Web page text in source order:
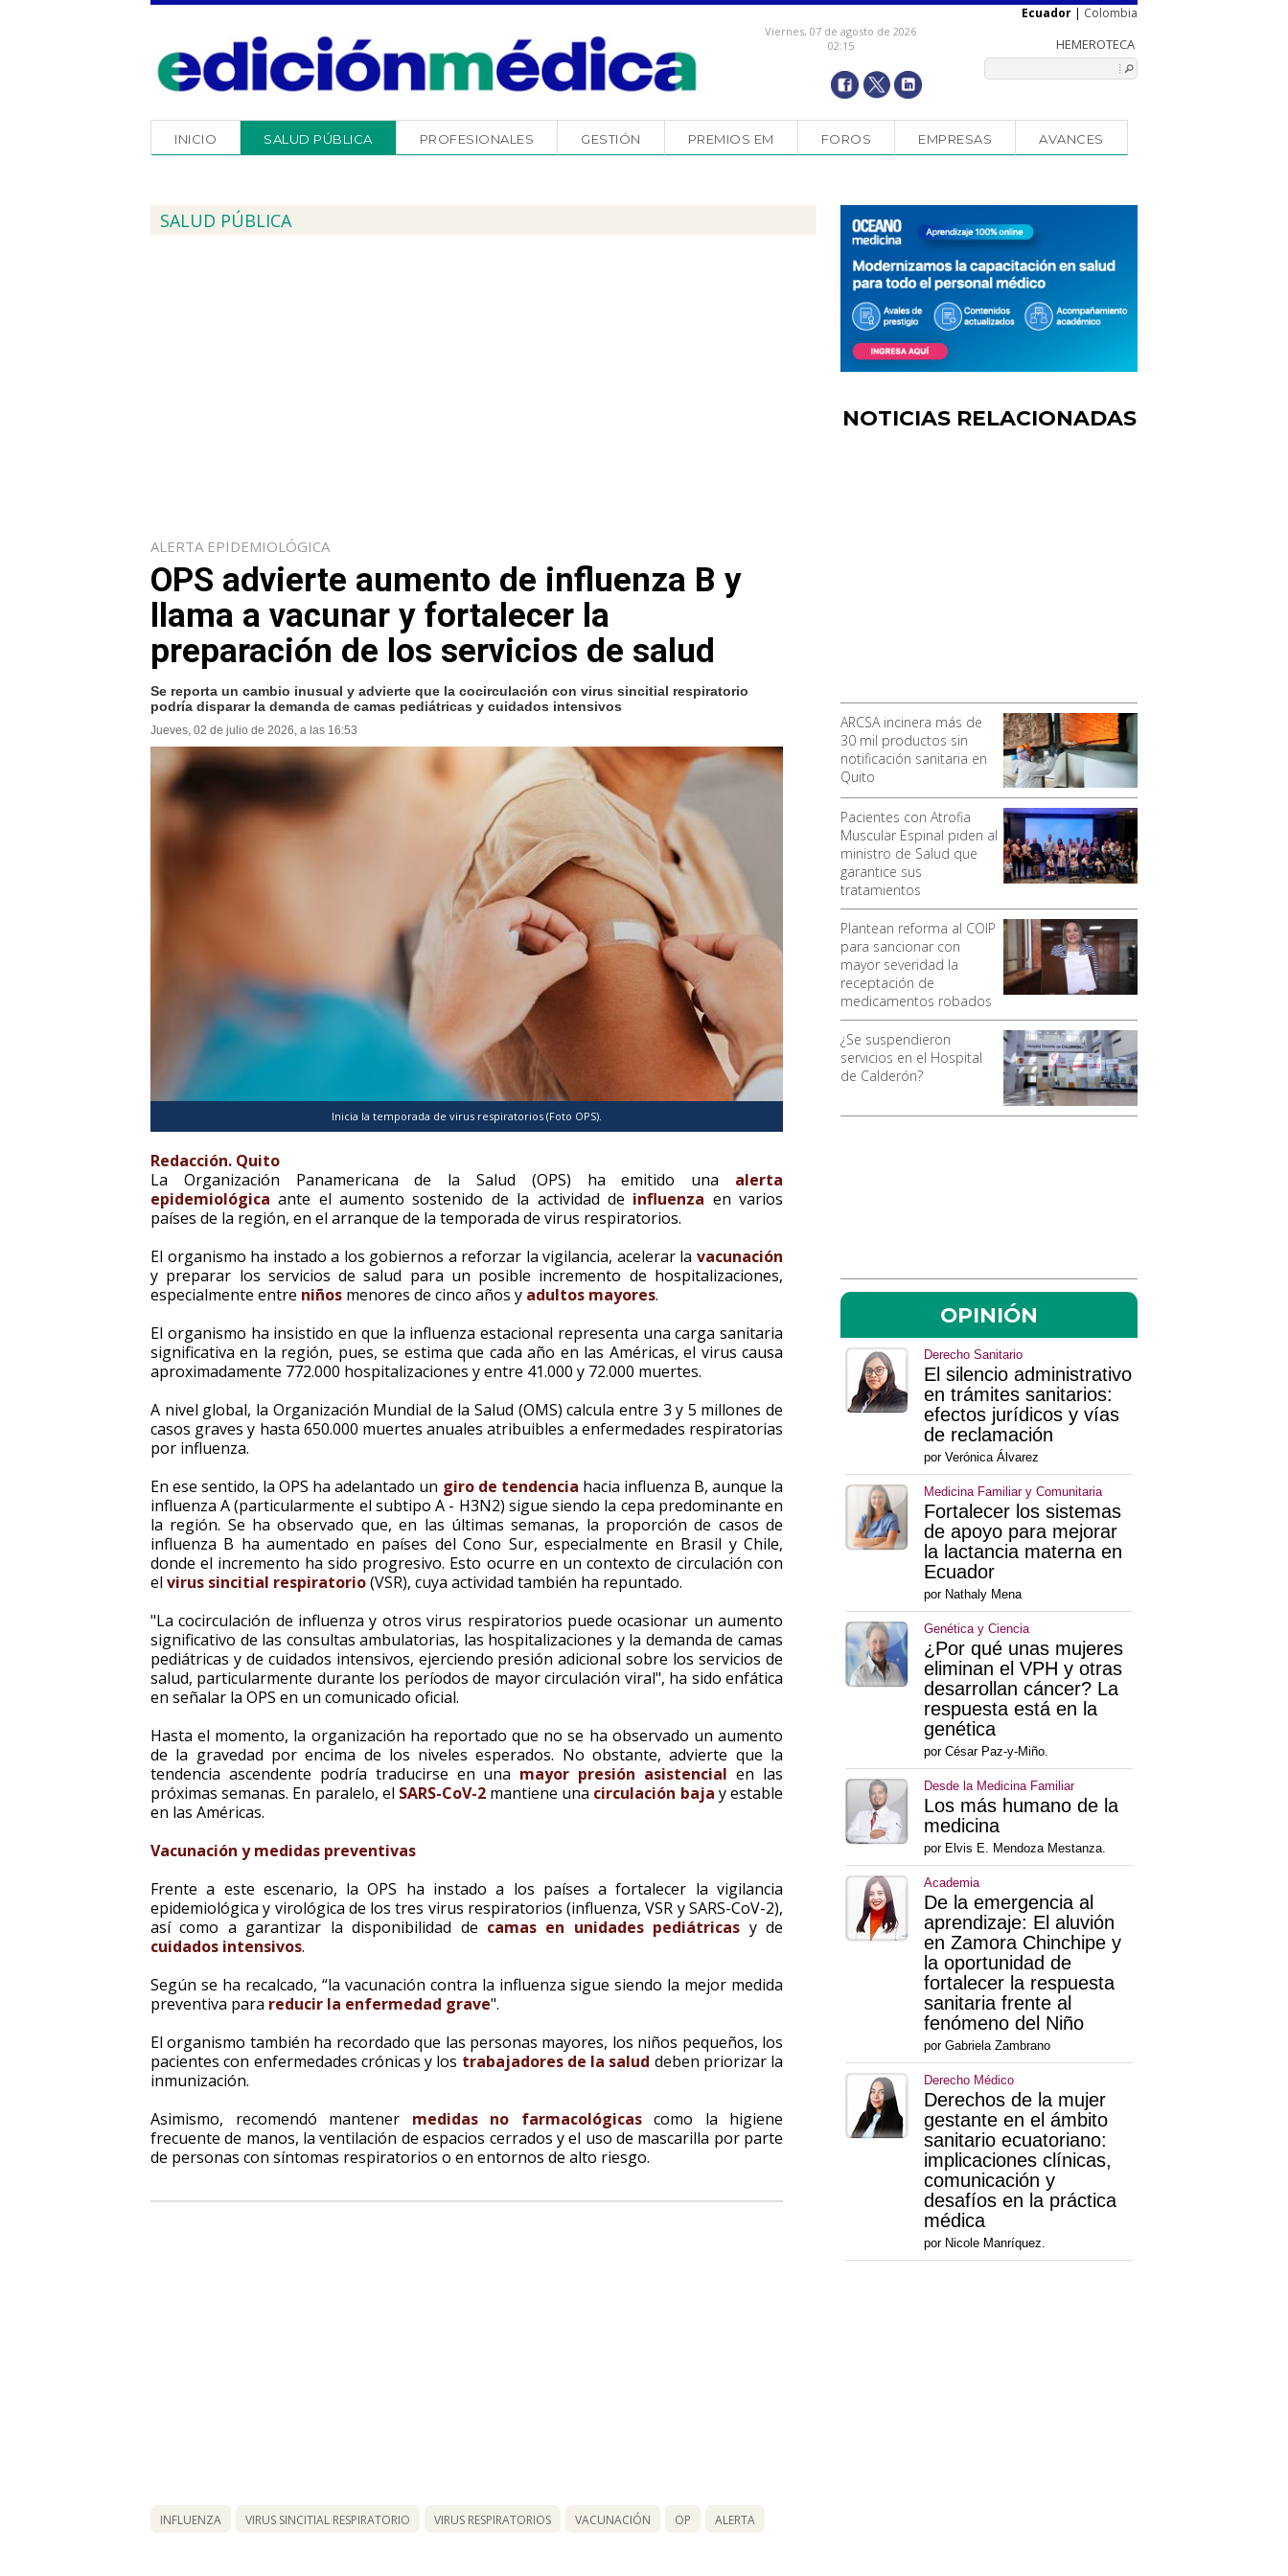
Viernes, 07 de agosto de 2026
02:15
Ecuador | Colombia
INICIO SALUD PÚBLICA PROFESIONALES GESTIÓN PREMIOS EM FOROS EMPRESAS AVANCES
NOTICIAS RELACIONADAS
ARCSA incinera más de
30 mil productos sin
notificación sanitaria en
Quito
Pacientes con Atrofia
Muscular Espinal piden al
ministro de Salud que
garantice sus
tratamientos
Plantean reforma al COIP
para sancionar con
mayor severidad la
receptación de
medicamentos robados
¿Se suspendieron
servicios en el Hospital
de Calderón?
OPINIÓN
Derecho Sanitario
El silencio administrativo
en trámites sanitarios:
efectos jurídicos y vías
de reclamación
por Verónica Álvarez
Medicina Familiar y Comunitaria
Fortalecer los sistemas
de apoyo para mejorar
la lactancia materna en
Ecuador
por Nathaly Mena
Genética y Ciencia
¿Por qué unas mujeres
eliminan el VPH y otras
desarrollan cáncer? La
respuesta está en la
genética
por César Paz-y-Miño.
Desde la Medicina Familiar
Los más humano de la
medicina
por Elvis E. Mendoza Mestanza.
Academia
De la emergencia al
aprendizaje: El aluvión
en Zamora Chinchipe y
la oportunidad de
fortalecer la respuesta
sanitaria frente al
fenómeno del Niño
por Gabriela Zambrano
Derecho Médico
Derechos de la mujer
gestante en el ámbito
sanitario ecuatoriano:
implicaciones clínicas,
comunicación y
desafíos en la práctica
médica
por Nicole Manríquez.
SALUD PÚBLICA
ALERTA EPIDEMIOLÓGICA
OPS advierte aumento de influenza B y
llama a vacunar y fortalecer la
preparación de los servicios de salud
Se reporta un cambio inusual y advierte que la cocirculación con virus sincitial respiratorio
podría disparar la demanda de camas pediátricas y cuidados intensivos
Jueves, 02 de julio de 2026, a las 16:53
Inicia la temporada de virus respiratorios (Foto OPS).
Redacción. Quito
La Organización Panamericana de la Salud (OPS) ha emitido una alerta
epidemiológica ante el aumento sostenido de la actividad de influenza en varios
países de la región, en el arranque de la temporada de virus respiratorios.
El organismo ha instado a los gobiernos a reforzar la vigilancia, acelerar la vacunación
y preparar los servicios de salud para un posible incremento de hospitalizaciones,
especialmente entre niños menores de cinco años y adultos mayores.
El organismo ha insistido en que la influenza estacional representa una carga sanitaria
significativa en la región, pues, se estima que cada año en las Américas, el virus causa
aproximadamente 772.000 hospitalizaciones y entre 41.000 y 72.000 muertes.
A nivel global, la Organización Mundial de la Salud (OMS) calcula entre 3 y 5 millones de
casos graves y hasta 650.000 muertes anuales atribuibles a enfermedades respiratorias
por influenza.
En ese sentido, la OPS ha adelantado un giro de tendencia hacia influenza B, aunque la
influenza A (particularmente el subtipo A - H3N2) sigue siendo la cepa predominante en
la región. Se ha observado que, en las últimas semanas, la proporción de casos de
influenza B ha aumentado en países del Cono Sur, especialmente en Brasil y Chile,
donde el incremento ha sido progresivo. Esto ocurre en un contexto de circulación con
el virus sincitial respiratorio(VSR), cuya actividad también ha repuntado.
"La cocirculación de influenza y otros virus respiratorios puede ocasionar un aumento
significativo de las consultas ambulatorias, las hospitalizaciones y la demanda de camas
pediátricas y de cuidados intensivos, ejerciendo presión adicional sobre los servicios de
salud, particularmente durante los períodos de mayor circulación viral", ha sido enfática
en señalar la OPS en un comunicado oficial.
Hasta el momento, la organización ha reportado que no se ha observado un aumento
de la gravedad por encima de los niveles esperados. No obstante, advierte que la
tendencia ascendente podría traducirse en una mayor presión asistencial en las
próximas semanas. En paralelo, el SARS-CoV-2mantiene una circulación baja y estable
en las Américas.
Vacunación y medidas preventivas
Frente a este escenario, la OPS ha instado a los países a fortalecer la vigilancia
epidemiológica y virológica de los tres virus respiratorios (influenza, VSR y SARS-CoV-2),
así como a garantizar la disponibilidad de camas en unidades pediátricas y de
cuidados intensivos.
Según se ha recalcado, “la vacunación contra la influenza sigue siendo la mejor medida
preventiva para reducir la enfermedad grave".
El organismo también ha recordado que las personas mayores, los niños pequeños, los
pacientes con enfermedades crónicas y los trabajadores de la salud deben priorizar la
inmunización.
Asimismo, recomendó mantener medidas no farmacológicascomo la higiene
frecuente de manos, la ventilación de espacios cerrados y el uso de mascarilla por parte
de personas con síntomas respiratorios o en entornos de alto riesgo.
INFLUENZA VIRUS SINCITIAL RESPIRATORIO VIRUS RESPIRATORIOS VACUNACIÓN OP ALERTA